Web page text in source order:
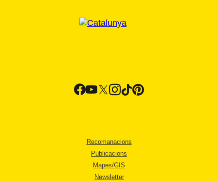
Recomanacions
Publicacions
Mapes/GIS
Newsletter